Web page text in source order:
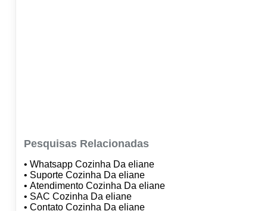
Pesquisas Relacionadas
• Whatsapp Cozinha Da eliane
• Suporte Cozinha Da eliane
• Atendimento Cozinha Da eliane
• SAC Cozinha Da eliane
• Contato Cozinha Da eliane